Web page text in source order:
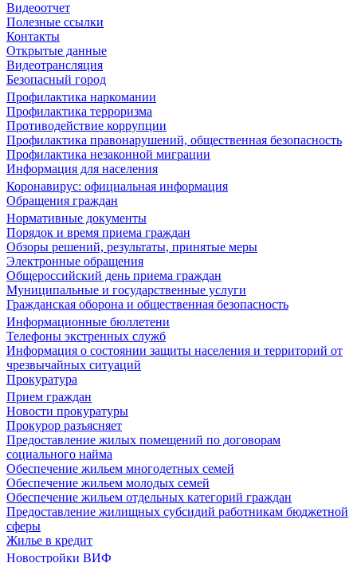
Видеоотчет
Полезные ссылки
Контакты
Открытые данные
Видеотрансляция
Безопасный город
Профилактика наркомании
Профилактика терроризма
Противодействие коррупции
Профилактика правонарушений, общественная безопасность
Профилактика незаконной миграции
Информация для населения
Коронавирус: официальная информация
Обращения граждан
Нормативные документы
Порядок и время приема граждан
Обзоры решений, результаты, принятые меры
Электронные обращения
Общероссийский день приема граждан
Муниципальные и государственные услуги
Гражданская оборона и общественная безопасность
Информационные бюллетени
Телефоны экстренных служб
Информация о состоянии защиты населения и территорий от
чрезвычайных ситуаций
Прокуратура
Прием граждан
Новости прокуратуры
Прокурор разъясняет
Предоставление жилых помещений по договорам
социального найма
Обеспечение жильем многодетных семей
Обеспечение жильем молодых семей
Обеспечение жильем отдельных категорий граждан
Предоставление жилищных субсидий работникам бюджетной
сферы
Жилье в кредит
Новостройки ВИФ